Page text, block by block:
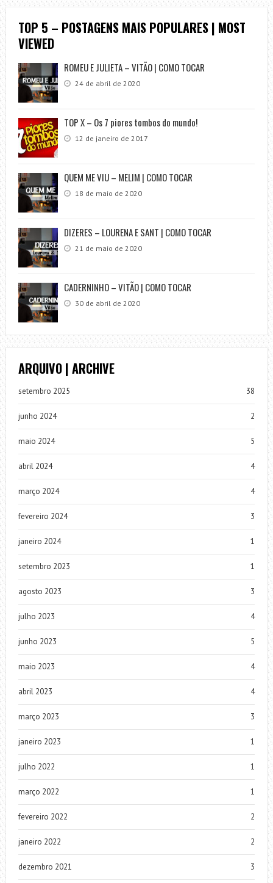
TOP 5 – POSTAGENS MAIS POPULARES | MOST
VIEWED
ROMEU E JULIETA – VITÃO | COMO TOCAR
24 de abril de 2020
TOP X – Os 7 piores tombos do mundo!
12 de janeiro de 2017
QUEM ME VIU – MELIM | COMO TOCAR
18 de maio de 2020
DIZERES – LOURENA E SANT | COMO TOCAR
21 de maio de 2020
CADERNINHO – VITÃO | COMO TOCAR
30 de abril de 2020
ARQUIVO | ARCHIVE
setembro 2025 38
junho 2024 2
maio 2024 5
abril 2024 4
março 2024 4
fevereiro 2024 3
janeiro 2024 1
setembro 2023 1
agosto 2023 3
julho 2023 4
junho 2023 5
maio 2023 4
abril 2023 4
março 2023 3
janeiro 2023 1
julho 2022 1
março 2022 1
fevereiro 2022 2
janeiro 2022 2
dezembro 2021 3